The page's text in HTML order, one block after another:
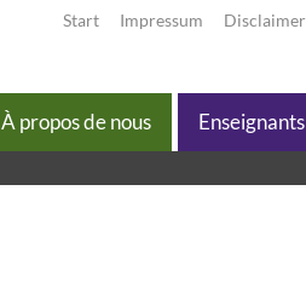
Disclaimer
Impressum
Start
À propos de nous Enseignants